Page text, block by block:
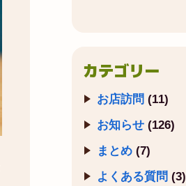
カテゴリー
お店訪問 (11)
お知らせ (126)
まとめ (7)
よくある質問 (3)